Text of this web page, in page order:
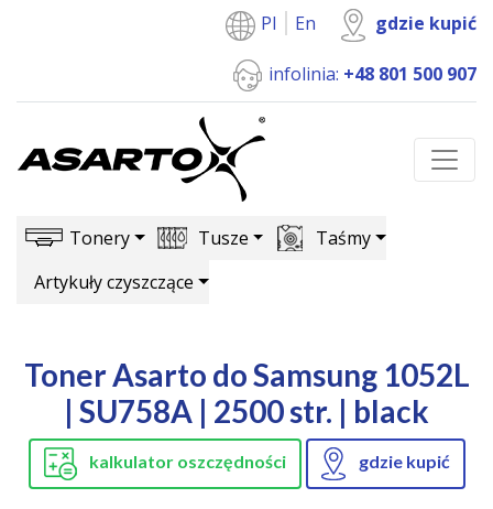
Pl En gdzie kupić
infolinia: +48 801 500 907
Tonery Tusze
Taśmy
Artykuły czyszczące
Toner Asarto do Samsung 1052L
| SU758A | 2500 str. | black
kalkulator oszczędności gdzie kupić